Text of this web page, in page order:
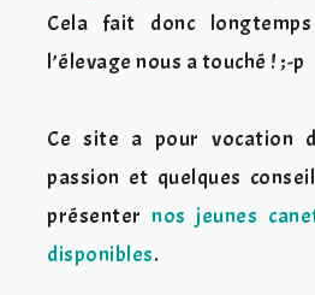
Cela fait donc
l’élevage nous a touché ! ;-p
Ce site a pour vocation
passion et quelques
présenternos jeunes
disponibles.